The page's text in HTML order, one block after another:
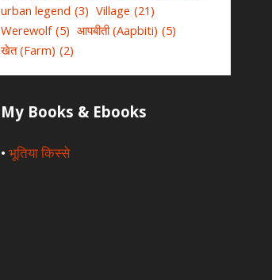
urban legend (3) Village (21)
Werewolf (5) आपबीती (Aapbiti) (5)
खेत (Farm) (2)
My Books & Ebooks
• भूतिया किस्से